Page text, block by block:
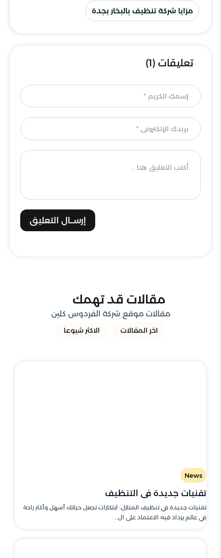
مزايا شركة تنظيف بالبخار بجدة
تعليقات (1)
إرســال التعليق
مقالات قد تهمك
مقالات موقع شركة الفردوس كلين
اخر المقالات الاكثر شيوعا
News
تقنيات جديدة في التنظيف
تقنيات جديدة في تنظيف المنازل: ابتكارات تجعل حياتك أسهل وأكثر راحة
في عالم يزداد فيه الاعتماد على ال..